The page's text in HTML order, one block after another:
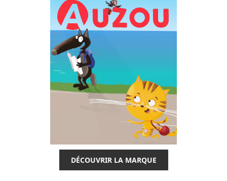
DÉCOUVRIR LA MARQUE